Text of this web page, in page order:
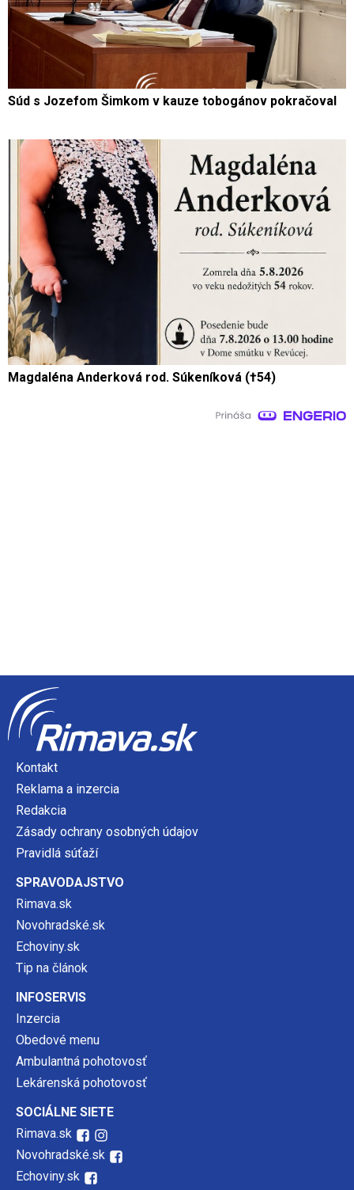
Súd s Jozefom Šimkom v kauze tobogánov pokračoval
Magdaléna Anderková rod. Súkeníková (†54)
Kontakt
Reklama a inzercia
Redakcia
Zásady ochrany osobných údajov
Pravidlá súťaží
SPRAVODAJSTVO
Rimava.sk
Novohradské.sk
Echoviny.sk
Tip na článok
INFOSERVIS
Inzercia
Obedové menu
Ambulantná pohotovosť
Lekárenská pohotovosť
SOCIÁLNE SIETE
Rimava.sk
Novohradské.sk
Echoviny.sk